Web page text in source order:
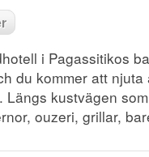
i Pagassitikos
du kommer att
Längs kustvägen
ouzeri, grillar,